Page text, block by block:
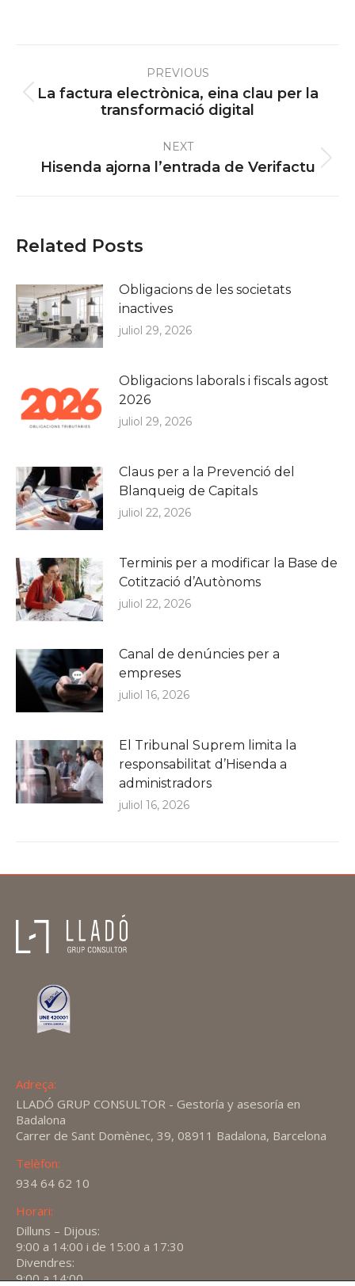
navigationPREVIOUS
Previous
post:
La factura electrònica, eina clau per la
transformació digital
NEXT
Next
Hisenda ajorna l’entrada de Verifactu
Related Posts
Obligacions de les societats
inactives
juliol 29, 2026
Obligacions laborals i fiscals agost
2026
juliol 29, 2026
Claus per a la Prevenció del
Blanqueig de Capitals
juliol 22, 2026
Terminis per a modificar la Base de
Cotització d’Autònoms
juliol 22, 2026
Canal de denúncies per a
empreses
juliol 16, 2026
El Tribunal Suprem limita la
responsabilitat d’Hisenda a
administradors
juliol 16, 2026
Adreça:
LLADÓ GRUP CONSULTOR - Gestoría y asesoría en
Badalona
Carrer de Sant Domènec, 39, 08911 Badalona, Barcelona
Telèfon:
934 64 62 10
Horari:
Dilluns – Dijous:
9:00 a 14:00 i de 15:00 a 17:30
Divendres:
9:00 a 14:00